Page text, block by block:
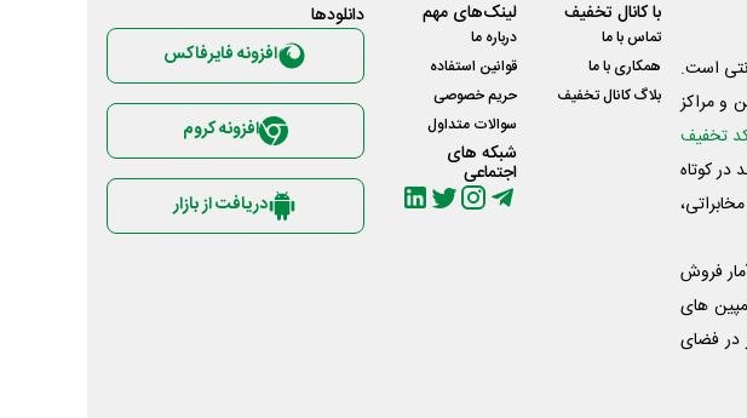
است.
و مراکز
تخفیف
در کوتاه
فروش
های
در فضای
با کانال تخفیف
تماس با ما
همکاری با ما
بلاگ کانال تخفیف
لینک‌های مهم
درباره ما
قوانین استفاده
حریم خصوصی
سوالات متداول
شبکه های
اجتماعی
دانلود‌ها
افزونه فایرفاکس
افزونه کروم
دریافت از بازار